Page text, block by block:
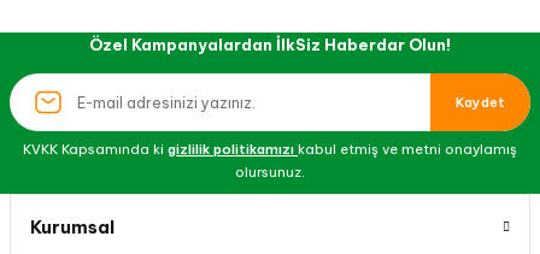
Özel Kampanyalardan İlkSiz Haberdar Olun!
Kaydet
KVKK Kapsamında ki gizlilik politikamızı kabul etmiş ve metni onaylamış
olursunuz.
Kurumsal